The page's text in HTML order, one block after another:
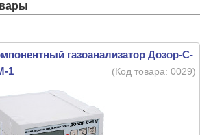
газоанализатор Дозор-С-
1
(Код товара: 0029)